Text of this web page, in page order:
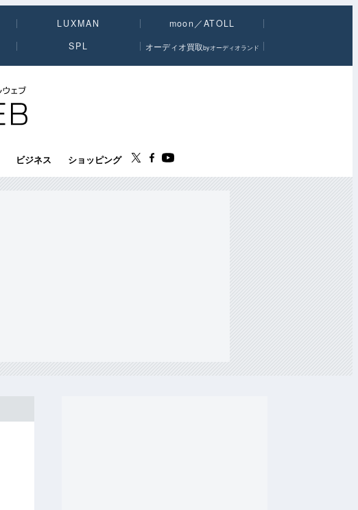
LUXMAN
moon／ATOLL
SPL オーディオ買取byオーディオランド
ビジネス ショッピング